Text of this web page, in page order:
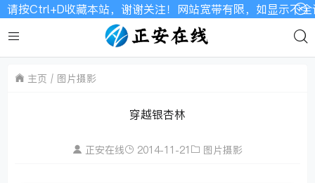
收藏本站，谢谢关注！网站宽带有限，如显示不全请刷新
主页 图片摄影
穿越银杏林
正安在线 2014-11-21 图片摄影